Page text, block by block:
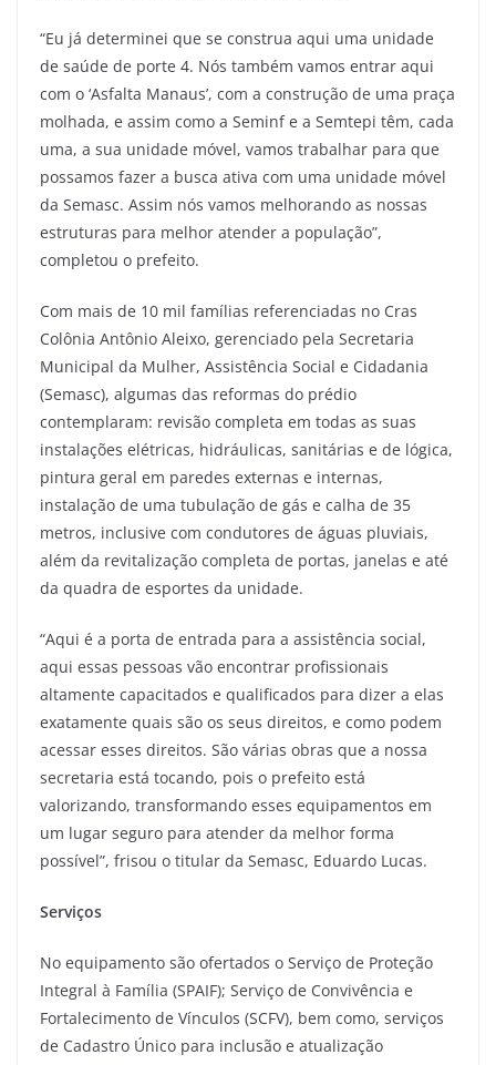
“Eu já determinei que se construa aqui uma unidade
de saúde de porte 4. Nós também vamos entrar aqui
com o ‘Asfalta Manaus’, com a construção de uma praça
molhada, e assim como a Seminf e a Semtepi têm, cada
uma, a sua unidade móvel, vamos trabalhar para que
possamos fazer a busca ativa com uma unidade móvel
da Semasc. Assim nós vamos melhorando as nossas
estruturas para melhor atender a população”,
completou o prefeito.
Com mais de 10 mil famílias referenciadas no Cras
Colônia Antônio Aleixo, gerenciado pela Secretaria
Municipal da Mulher, Assistência Social e Cidadania
(Semasc), algumas das reformas do prédio
contemplaram: revisão completa em todas as suas
instalações elétricas, hidráulicas, sanitárias e de lógica,
pintura geral em paredes externas e internas,
instalação de uma tubulação de gás e calha de 35
metros, inclusive com condutores de águas pluviais,
além da revitalização completa de portas, janelas e até
da quadra de esportes da unidade.
“Aqui é a porta de entrada para a assistência social,
aqui essas pessoas vão encontrar profissionais
altamente capacitados e qualificados para dizer a elas
exatamente quais são os seus direitos, e como podem
acessar esses direitos. São várias obras que a nossa
secretaria está tocando, pois o prefeito está
valorizando, transformando esses equipamentos em
um lugar seguro para atender da melhor forma
possível”, frisou o titular da Semasc, Eduardo Lucas.
Serviços
No equipamento são ofertados o Serviço de Proteção
Integral à Família (SPAIF); Serviço de Convivência e
Fortalecimento de Vínculos (SCFV), bem como, serviços
de Cadastro Único para inclusão e atualização